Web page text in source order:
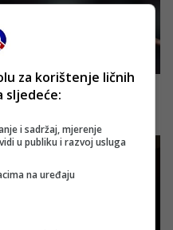
za korištenje ličnih
sljedeće:
i sadržaj, mjerenje
u publiku i razvoj usluga
na uređaju